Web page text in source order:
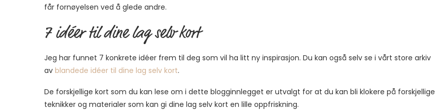
får fornøyelsen ved å glede andre.
7 idéer til dine lag selv kort
Jeg har funnet 7 konkrete idéer frem til deg som vil ha litt ny inspirasjon. Du kan også selv se i vårt store arkiv
av blandede idéer til dine lag selv kort.
De forskjellige kort som du kan lese om i dette blogginnlegget er utvalgt for at du kan bli klokere på forskjellige
teknikker og materialer som kan gi dine lag selv kort en lille oppfriskning.